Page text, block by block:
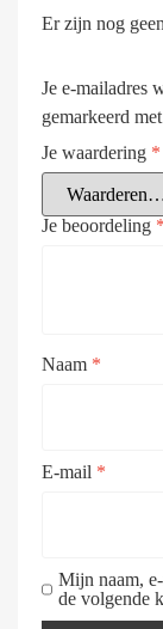
Er zijn nog
Je e-mailadres
gemarkeerd met
Je waardering *
Je beoordeling *
Naam *
E-mail *
Mijn naam,
de volgende